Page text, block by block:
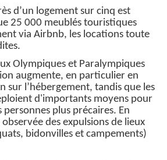
d’un logement sur cinq est
25 000 meublés touristiques
via Airbnb, les locations toute
Olympiques et Paralympiques
augmente, en particulier en
sur l’hébergement, tandis que les
d'importants moyens pour
personnes plus précaires. En
des expulsions de lieux
bidonvilles et campements)